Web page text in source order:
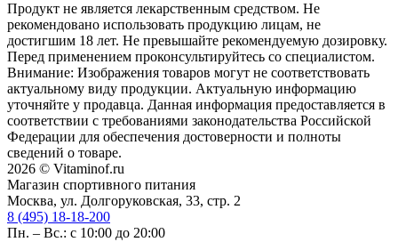
Продукт не является лекарственным средством. Не
рекомендовано использовать продукцию лицам, не
достигшим 18 лет. Не превышайте рекомендуемую дозировку.
Перед применением проконсультируйтесь со специалистом.
Внимание: Изображения товаров могут не соответствовать
актуальному виду продукции. Актуальную информацию
уточняйте у продавца. Данная информация предоставляется в
соответствии с требованиями законодательства Российской
Федерации для обеспечения достоверности и полноты
сведений о товаре.
2026 © Vitaminof.ru
Магазин спортивного питания
Москва, ул. Долгоруковская, 33, стр. 2
8 (495) 18-18-200
Пн. – Вс.: с 10:00 до 20:00